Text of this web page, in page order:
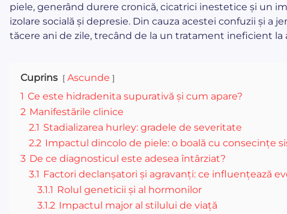
piele, generând durere cronică, cicatrici inestetice și un
izolare socială și depresie. Din cauza acestei confuzii și a
tăcere ani de zile, trecând de la un tratament ineficient
Cuprins
Ascunde
1 Ce este hidradenita supurativă și cum apare?
2 Manifestările clinice
2.1 Stadializarea hurley: gradele de severitate
2.2 Impactul dincolo de piele: o boală cu consecințe
3 De ce diagnosticul este adesea întârziat?
3.1 Factori declanșatori și agravanți: ce influențează
3.1.1 Rolul geneticii și al hormonilor
3.1.2 Impactul major al stilului de viață